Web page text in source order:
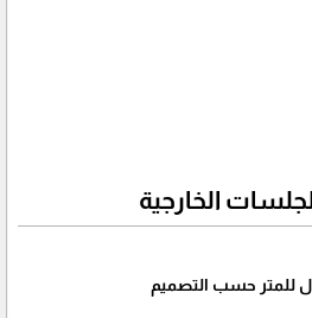
الخارجية